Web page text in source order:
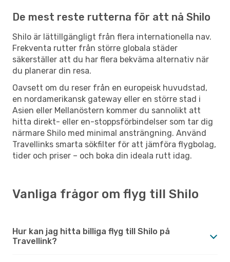
De mest reste rutterna för att nå Shilo
Shilo är lättillgängligt från flera internationella nav.
Frekventa rutter från större globala städer
säkerställer att du har flera bekväma alternativ när
du planerar din resa.
Oavsett om du reser från en europeisk huvudstad,
en nordamerikansk gateway eller en större stad i
Asien eller Mellanöstern kommer du sannolikt att
hitta direkt- eller en-stoppsförbindelser som tar dig
närmare Shilo med minimal ansträngning. Använd
Travellinks smarta sökfilter för att jämföra flygbolag,
tider och priser – och boka din ideala rutt idag.
Vanliga frågor om flyg till Shilo
Hur kan jag hitta billiga flyg till Shilo på
Travellink?